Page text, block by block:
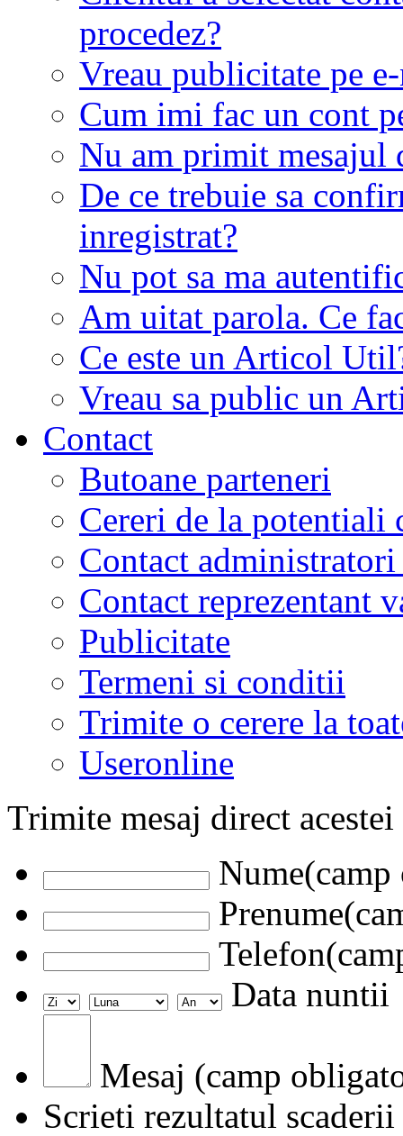
procedez?
Vreau publicitate pe
Cum imi fac un cont
Nu am primit mesajul
De ce trebuie sa
inregistrat?
Nu pot sa ma
Am uitat parola. Ce
Ce este un Articol
Vreau sa public un
Contact
Butoane parteneri
Cereri de la potentiali
Contact
Contact reprezentant
Publicitate
Termeni si conditii
Trimite o cerere la
Useronline
Trimite mesaj direct
Data nuntii
Mesaj (camp
Scrieti rezultatul scaderii